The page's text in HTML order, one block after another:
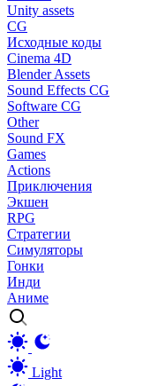
Unity assets
CG
Исходные коды
Cinema 4D
Blender Assets
Sound Effects CG
Software CG
Other
Sound FX
Games
Actions
Приключения
Экшен
RPG
Стратегии
Симуляторы
Гонки
Инди
Аниме
Light